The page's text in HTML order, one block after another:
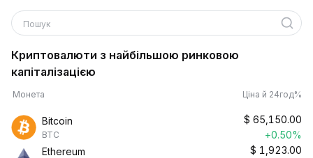
Пошук
Криптовалюти з найбільшою ринковою
капіталізацією
Монета Ціна й 24год%
Bitcoin
BTC
$ 65,150.00
+0.50%
Ethereum
$ 1,923.00